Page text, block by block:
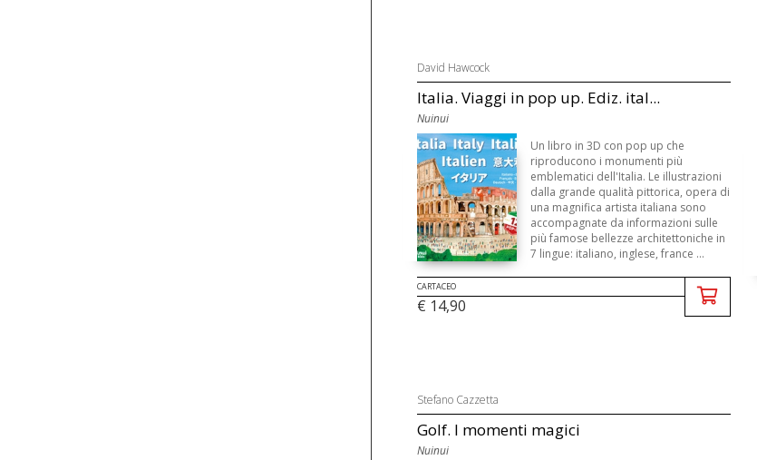
David Hawcock
Italia. Viaggi in pop up. Ediz. ital...
Nuinui
Un libro in 3D con pop up che
riproducono i monumenti più
emblematici dell'Italia. Le illustrazioni
dalla grande qualità pittorica, opera di
una magnifica artista italiana sono
accompagnate da informazioni sulle
più famose bellezze architettoniche in
7 lingue: italiano, inglese, france ...
CARTACEO
€ 14,90
Stefano Cazzetta
Golf. I momenti magici
Nuinui